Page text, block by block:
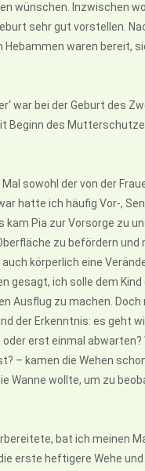
wünschen. Inzwischen
sehr gut vorstellen.
waren bereit,
war bei der Geburt des
Beginn des
sowohl der von der
hatte ich häufig Vor-,
Pia zur Vorsorge zu
zu befördern und
körperlich eine
gesagt, ich solle dem Kind
Ausflug zu machen.
der Erkenntnis: es geht
erst einmal
– kamen die Wehen
Wanne wollte, um zu
bat ich meinen
erste heftigere Wehe und